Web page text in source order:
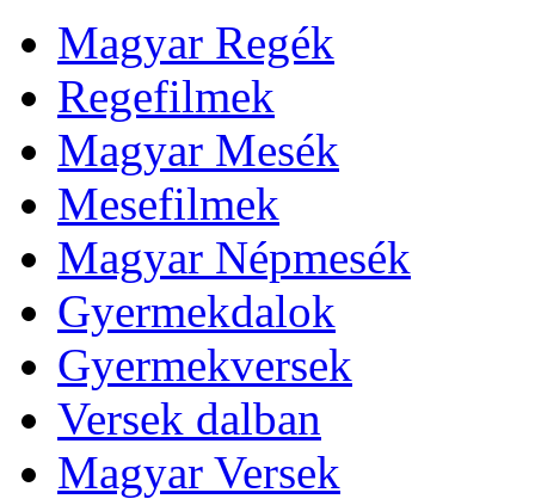
Magyar Regék
Regefilmek
Magyar Mesék
Mesefilmek
Magyar Népmesék
Gyermekdalok
Gyermekversek
Versek dalban
Magyar Versek